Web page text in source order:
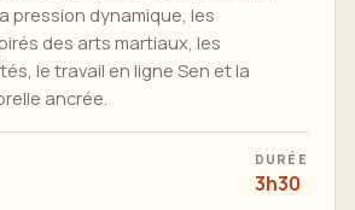
pression dynamique, les
des arts martiaux, les
le travail en ligne Sen et la
ancrée.
DURÉE
3h30